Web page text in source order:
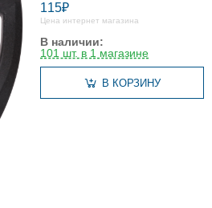
115₽
Цена интернет магазина
В наличии:
101 шт. в 1 магазине
В КОРЗИНУ